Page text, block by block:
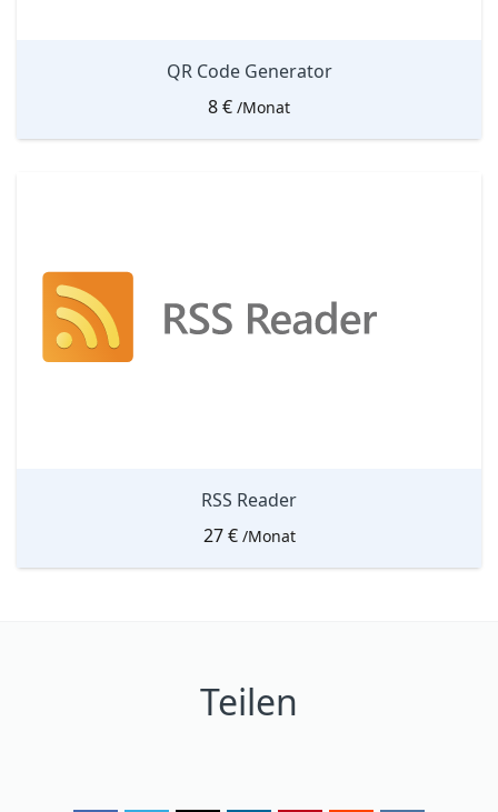
QR Code Generator
8€ /Monat
RSS Reader
27€ /Monat
Teilen